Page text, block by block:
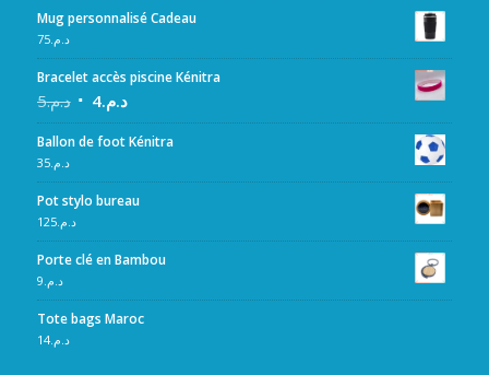
Mug personnalisé Cadeau
د.م.75
Bracelet accès piscine Kénitra
د.م.5 د.م.4
Ballon de foot Kénitra
د.م.35
Pot stylo bureau
د.م.125
Porte clé en Bambou
د.م. 9
Tote bags Maroc
د.م.14